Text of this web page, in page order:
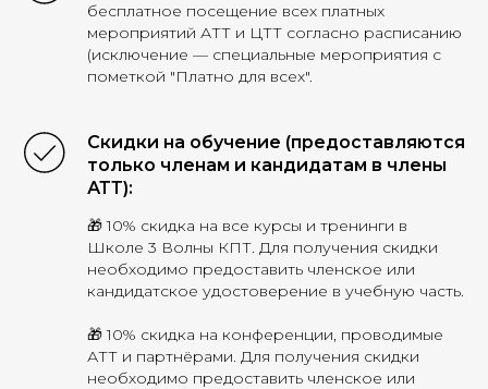
бесплатное посещение всех платных
мероприятий АТТ и ЦТТ согласно расписанию
(исключение — специальные мероприятия с
пометкой "Платно для всех".
Скидки на обучение (предоставляются
только членам и кандидатам в члены
АТТ):
🎁 10% скидка на все курсы и тренинги в
Школе 3 Волны КПТ. Для получения скидки
необходимо предоставить членское или
кандидатское удостоверение в учебную часть.
🎁 10% скидка на конференции, проводимые
АТТ и партнёрами. Для получения скидки
необходимо предоставить членское или